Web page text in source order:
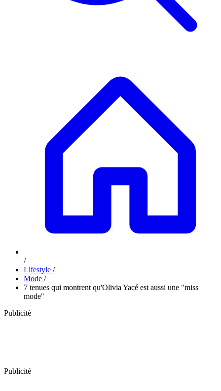
/
Lifestyle /
Mode /
7 tenues qui montrent qu'Olivia Yacé est aussi une "miss
mode"
Publicité
Publicité